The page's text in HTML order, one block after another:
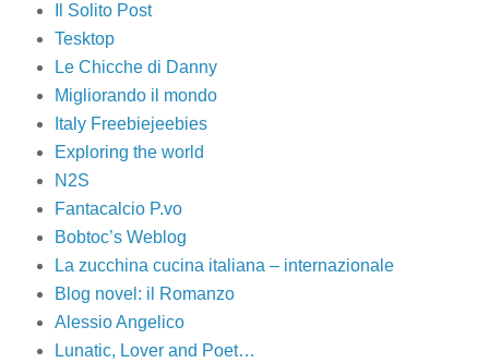
Il Solito Post
Tesktop
Le Chicche di Danny
Migliorando il mondo
Italy Freebiejeebies
Exploring the world
N2S
Fantacalcio P.vo
Bobtoc’s Weblog
La zucchina cucina italiana – internazionale
Blog novel: il Romanzo
Alessio Angelico
Lunatic, Lover and Poet…